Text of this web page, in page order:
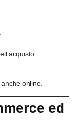
online.
ed